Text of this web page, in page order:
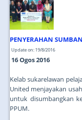
PENYERAHAN
Update on: 19/8/2016
16 Ogos 2016
Kelab sukarelawan
United menjayakan
untuk disumbangkan
PPUM.